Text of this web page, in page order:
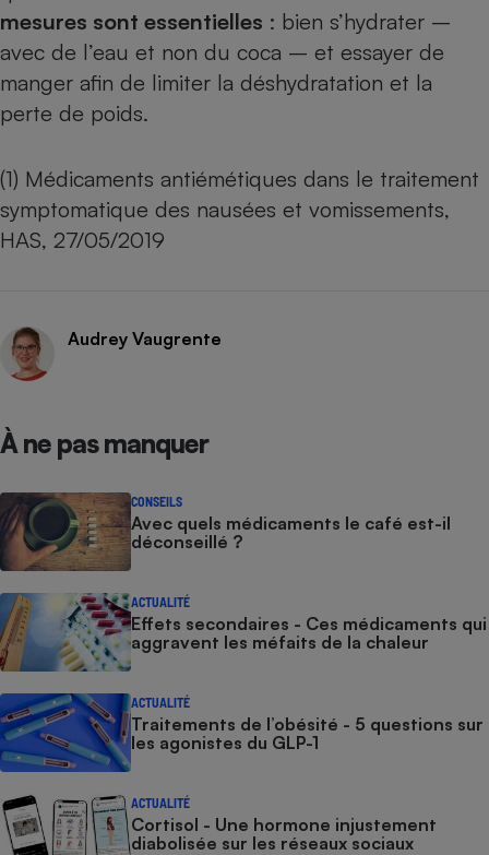
mesures sont essentielles : bien s’hydrater –
avec de l’eau et non du coca – et essayer de
manger afin de limiter la déshydratation et la
perte de poids.
(1) Médicaments antiémétiques dans le traitement
symptomatique des nausées et vomissements,
HAS, 27/05/2019
Audrey Vaugrente
À ne pas manquer
CONSEILS
Avec quels médicaments le café est-il
déconseillé ?
ACTUALITÉ
Effets secondaires - Ces médicaments qui
aggravent les méfaits de la chaleur
ACTUALITÉ
Traitements de l’obésité - 5 questions sur
les agonistes du GLP-1
ACTUALITÉ
Cortisol - Une hormone injustement
diabolisée sur les réseaux sociaux